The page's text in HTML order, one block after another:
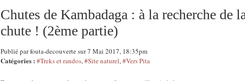
Chutes de Kambadaga : à la recherche de
chute ! (2ème partie)
Publié par fouta-decouverte sur 7 Mai 2017, 18:35pm
Catégories : #Treks et randos,#Site naturel,#Vers Pita